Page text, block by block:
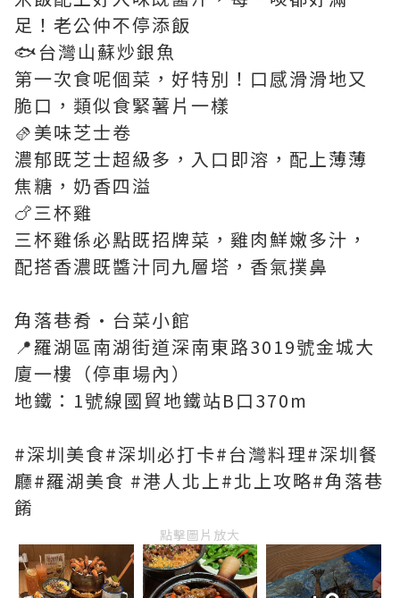
足！老公仲不停添飯
🐟台灣山蘇炒銀魚
第一次食呢個菜，好特別！口感滑滑地又
脆口，類似食緊薯片一樣
🫔美味芝士卷
濃郁既芝士超級多，入口即溶，配上薄薄
焦糖，奶香四溢
🍗三杯雞
三杯雞係必點既招牌菜，雞肉鮮嫩多汁，
配搭香濃既醬汁同九層塔，香氣撲鼻
角落巷肴•台菜小館
📍羅湖區南湖街道深南東路3019號金城大
廈一樓（停車場內）
地鐵：1號線國貿地鐵站B口370m
#深圳美食#深圳必打卡#台灣料理#深圳餐
廳#羅湖美食 #港人北上#北上攻略#角落巷
餚
點擊圖片放大